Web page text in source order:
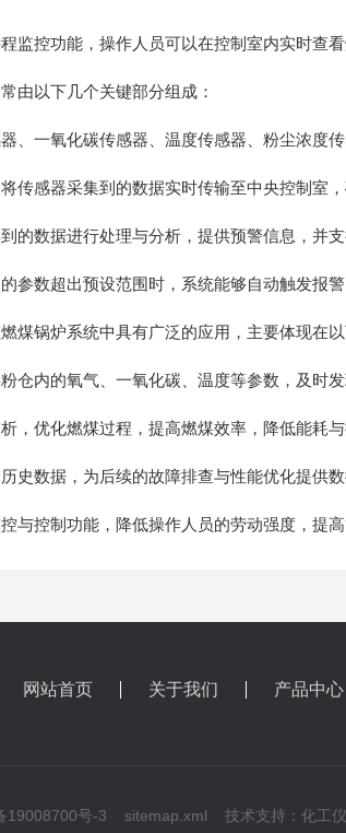
控功能，操作人员可以在控制室内实时查看
以下几个关键部分组成：
一氧化碳传感器、温度传感器、粉尘浓度传
感器采集到的数据实时传输至中央控制室，
数据进行处理与分析，提供预警信息，并支
数超出预设范围时，系统能够自动触发报警
锅炉系统中具有广泛的应用，主要体现在以
内的氧气、一氧化碳、温度等参数，及时发
优化燃煤过程，提高燃煤效率，降低能耗与
数据，为后续的故障排查与性能优化提供数
控制功能，降低操作人员的劳动强度，提高
网站首页 关于我们 产品中心
19008700号-3 sitemap.xml 技术支持：化工